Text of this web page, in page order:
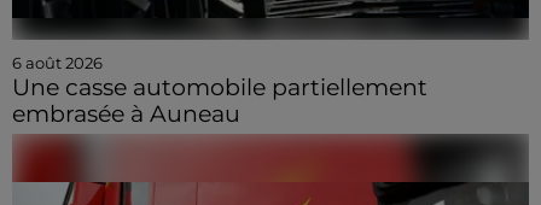
6 août 2026
Une casse automobile partiellement
embrasée à Auneau